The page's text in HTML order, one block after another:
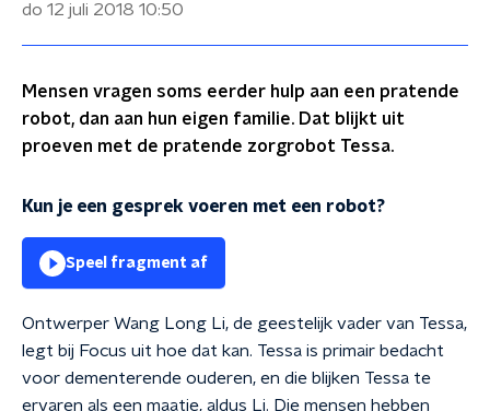
do 12 juli 2018 10:50
Mensen vragen soms eerder hulp aan een pratende
robot, dan aan hun eigen familie. Dat blijkt uit
proeven met de pratende zorgrobot Tessa.
Kun je een gesprek voeren met een robot?
Speel fragment af
Ontwerper Wang Long Li, de geestelijk vader van Tessa,
legt bij Focus uit hoe dat kan. Tessa is primair bedacht
voor dementerende ouderen, en die blijken Tessa te
ervaren als een maatje, aldus Li. Die mensen hebben